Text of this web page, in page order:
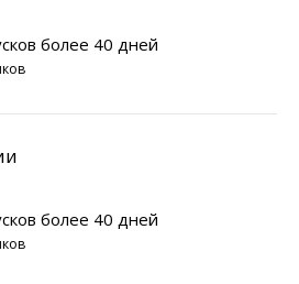
более 40 дней
более 40 дней